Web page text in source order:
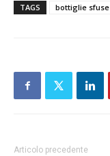
TAGS bottiglie sfuse
Articolo precedente